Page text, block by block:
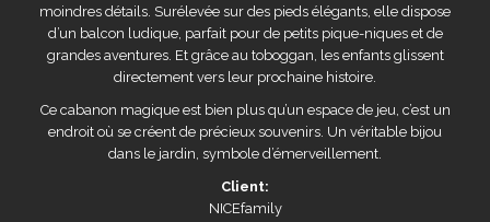
moindres détails. Surélevée sur des pieds élégants, elle dispose
d’un balcon ludique, parfait pour de petits pique-niques et de
grandes aventures. Et grâce au toboggan, les enfants glissent
directement vers leur prochaine histoire.
Ce cabanon magique est bien plus qu’un espace de jeu, c’est un
endroit où se créent de précieux souvenirs. Un véritable bijou
dans le jardin, symbole d’émerveillement.
Client:
NICEfamily